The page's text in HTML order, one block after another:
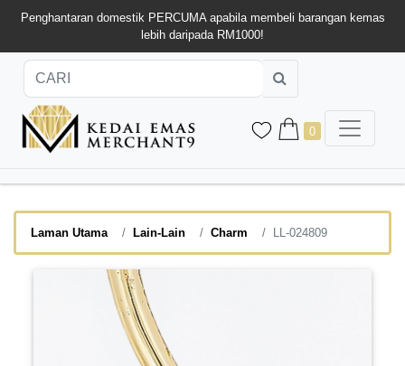
Penghantaran domestik PERCUMA apabila membeli barangan kemas
lebih daripada RM1000!
0
Laman Utama Lain-Lain Charm LL-024809